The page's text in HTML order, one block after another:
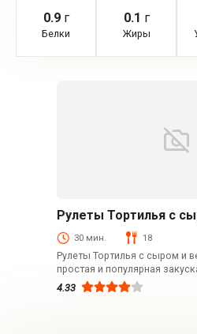
0.9г
Белки
0.1 г
Жиры
Быстрые рецепты
Рулеты Тортилья с
30 мин. 18
Рулеты Тортилья с сыром и
простая и популярная
4.33